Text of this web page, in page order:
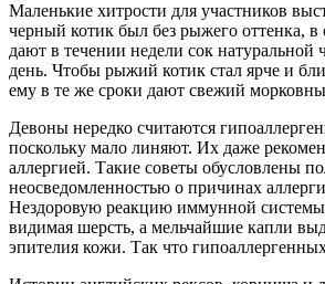
Маленькие хитрости для участников
черный котик был без рыжего оттенка, в
дают в течении недели сок натуральной
день. Чтобы рыжий котик стал ярче и
ему в те же сроки дают свежий
Девоны нередко считаются
поскольку мало линяют. Их даже
аллергией. Такие советы обусловлены
неосведомленностью о причинах
Нездоровую реакцию иммунной системы
видимая шерсть, а мельчайшие капли
эпителия кожи. Так что